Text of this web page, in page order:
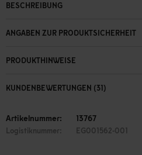
BESCHREIBUNG
ANGABEN ZUR PRODUKTSICHERHEIT
PRODUKTHINWEISE
KUNDENBEWERTUNGEN (31)
Artikelnummer: 13767
Logistiknummer: EG001562-001